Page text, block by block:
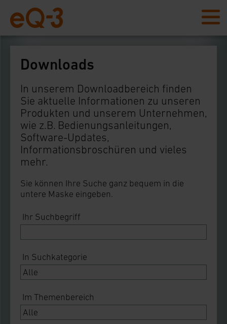
Downloads
In unserem Downloadbereich finden
Sie aktuelle Informationen zu unseren
Produkten und unserem Unternehmen,
wie z.B. Bedienungsanleitungen,
Software-Updates,
Informationsbroschüren und vieles
mehr.
Sie können Ihre Suche ganz bequem in die
untere Maske eingeben.
Ihr Suchbegriff
In Suchkategorie
Im Themenbereich